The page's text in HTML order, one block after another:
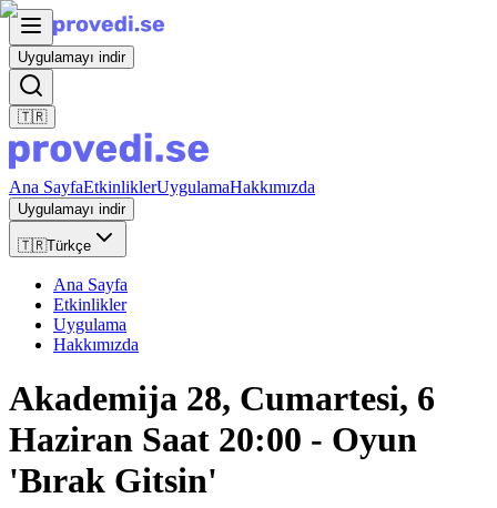
Uygulamayı indir
🇹🇷
Ana SayfaEtkinliklerUygulamaHakkımızda
Uygulamayı indir
🇹🇷Türkçe
Ana Sayfa
Etkinlikler
Uygulama
Hakkımızda
Akademija 28, Cumartesi, 6
Haziran Saat 20:00 - Oyun
'Bırak Gitsin'